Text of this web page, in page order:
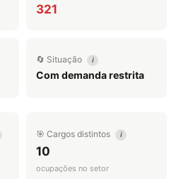
321
🔄 Situação i
Com demanda restrita
🎯 Cargos distintos i
10
ocupações no setor